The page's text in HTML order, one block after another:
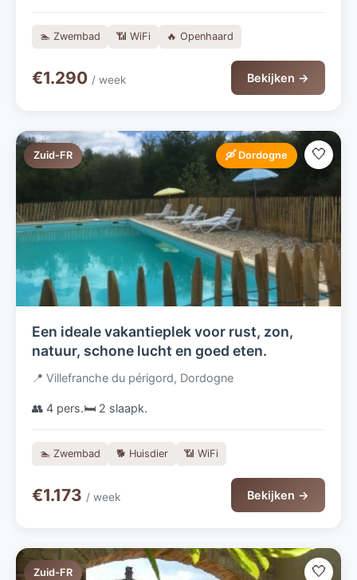
🏊 Zwembad 📶 WiFi 🔥 Openhaard
€1.290 / week Bekijken →
Zuid-FR 🛶 Dordogne 🤍
Een ideale vakantieplek voor rust, zon,
natuur, schone lucht en goed eten.
📍 Villefranche du périgord, Dordogne
👥 4 pers.🛏️ 2 slaapk.
🏊 Zwembad 🐕 Huisdier 📶 WiFi
€1.173 / week Bekijken →
Zuid-FR 🤍